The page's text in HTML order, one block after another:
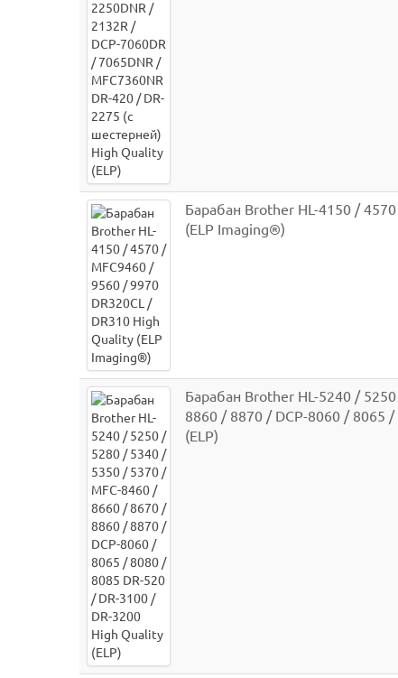
Барабан Brother HL-4150 /
(ELP Imaging®)
Барабан Brother HL-5240 /
8860 / 8870 / DCP-8060 / 8065
(ELP)